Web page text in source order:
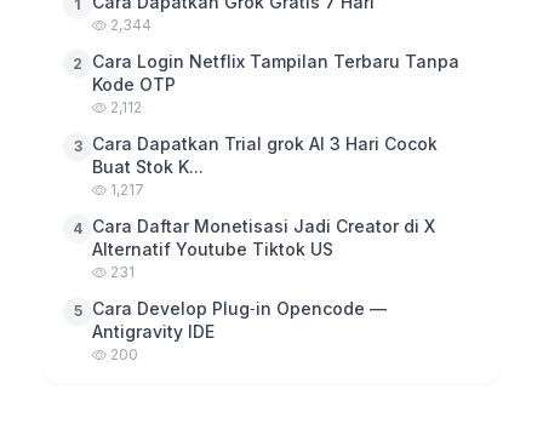
1
2,344
2
Cara Login Netflix Tampilan Terbaru Tanpa
Kode OTP
2,112
3
Cara Dapatkan Trial grok AI 3 Hari Cocok
Buat Stok K...
1,217
4 Cara Daftar Monetisasi Jadi Creator di X
Alternatif Youtube Tiktok US
231
5
Cara Develop Plug‑in Opencode —
Antigravity IDE
200